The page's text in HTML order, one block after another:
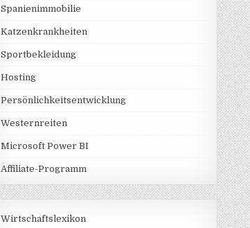
Spanienimmobilie
Katzenkrankheiten
Sportbekleidung
Hosting
Persönlichkeitsentwicklung
Westernreiten
Microsoft Power BI
Affiliate-Programm
Wirtschaftslexikon